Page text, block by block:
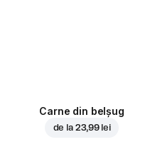
Carne din belșug
de la 23,99 lei